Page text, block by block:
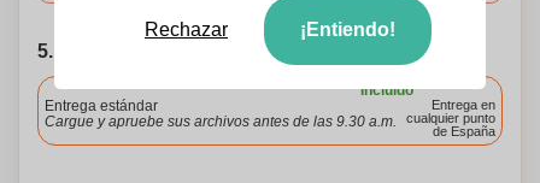
5. Elija su fecha de envío
Incluido
Entrega estándar
Cargue y apruebe sus archivos antes de las 9.30 a.m.
Entrega en
cualquier punto
de España
Rechazar ¡Entiendo!